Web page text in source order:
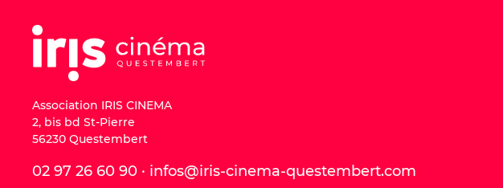
Association IRIS CINEMA
2, bis bd St-Pierre
56230 Questembert
02 97 26 60 90 · infos@iris-cinema-questembert.com